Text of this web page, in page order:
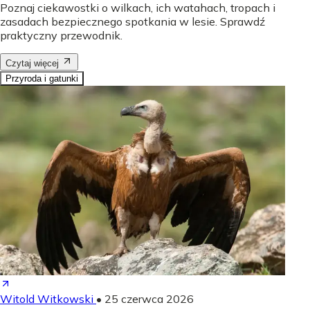
Poznaj ciekawostki o wilkach, ich watahach, tropach i
zasadach bezpiecznego spotkania w lesie. Sprawdź
praktyczny przewodnik.
Czytaj więcej
Przyroda i gatunki
Witold Witkowski • 25 czerwca 2026